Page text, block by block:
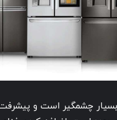
چشمگیر است و